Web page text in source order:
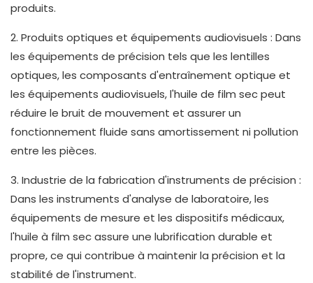
produits.
2. Produits optiques et équipements audiovisuels : Dans
les équipements de précision tels que les lentilles
optiques, les composants d'entraînement optique et
les équipements audiovisuels, l'huile de film sec peut
réduire le bruit de mouvement et assurer un
fonctionnement fluide sans amortissement ni pollution
entre les pièces.
3. Industrie de la fabrication d'instruments de précision :
Dans les instruments d'analyse de laboratoire, les
équipements de mesure et les dispositifs médicaux,
l'huile à film sec assure une lubrification durable et
propre, ce qui contribue à maintenir la précision et la
stabilité de l'instrument.